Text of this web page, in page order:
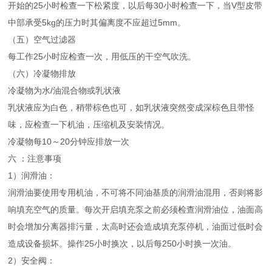
开始的25小时检查一下松紧度，以后每30小时检查一下，当V型皮带
中部承受5kg的压力时其偏离度不应超过5mm。
（五）空气过滤器
每工作25小时应检查一次，用低压的干空气吹洗。
（六）冷凝物排放
冷凝物为水/油混合物或乳状液
乳状液应为白色，稍带棕色也可，如乳状液突然变成深棕色且带怪
味，应检查一下机油，压缩机及安装情况。
冷凝物每10～20分钟应排放一次
六 ：注意事项
1）润滑油：
润滑油要使用专用机油，不可将不同油基质的润滑油混用，否则将影
响填充空气的质量。每次开启填充泵之前必须检查润滑油位，油面高
时会增加分离器排污量，太高时还会造成填充泵停机，油面过低时会
造成设备损坏。操作25小时换次，以后每250小时换一次油。
2）安全阀：